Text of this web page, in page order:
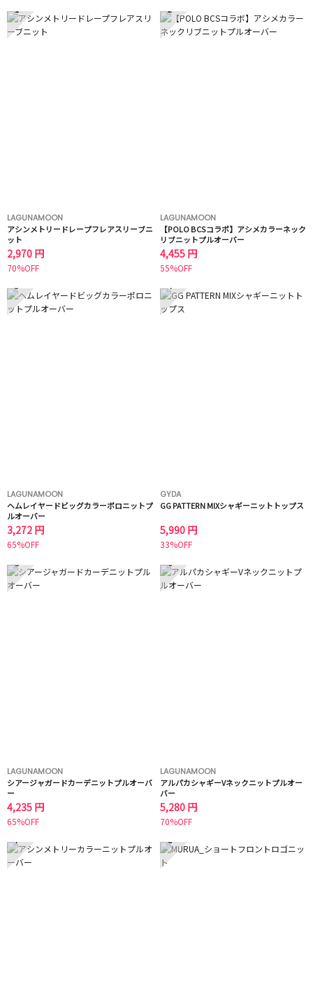
1
LAGUNAMOON
アシンメトリードレープフレアスリーブニ
ット
2,970 円
70%OFF
2
LAGUNAMOON
【POLO BCSコラボ】アシメカラーネック
リブニットプルオーバー
4,455 円
55%OFF
3
LAGUNAMOON
ヘムレイヤードビッグカラーポロニットプ
ルオーバー
3,272 円
65%OFF
4
GYDA
GG PATTERN MIXシャギーニットトップス
5,990 円
33%OFF
5
LAGUNAMOON
シアージャガードカーデニットプルオーバ
ー
4,235 円
65%OFF
6
LAGUNAMOON
アルパカシャギーVネックニットプルオー
バー
5,280 円
70%OFF
7 8